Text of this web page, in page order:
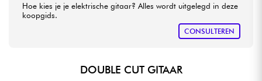
Hoe kies je je elektrische gitaar? Alles wordt uitgelegd in deze
koopgids.
CONSULTEREN
DOUBLE CUT GITAAR